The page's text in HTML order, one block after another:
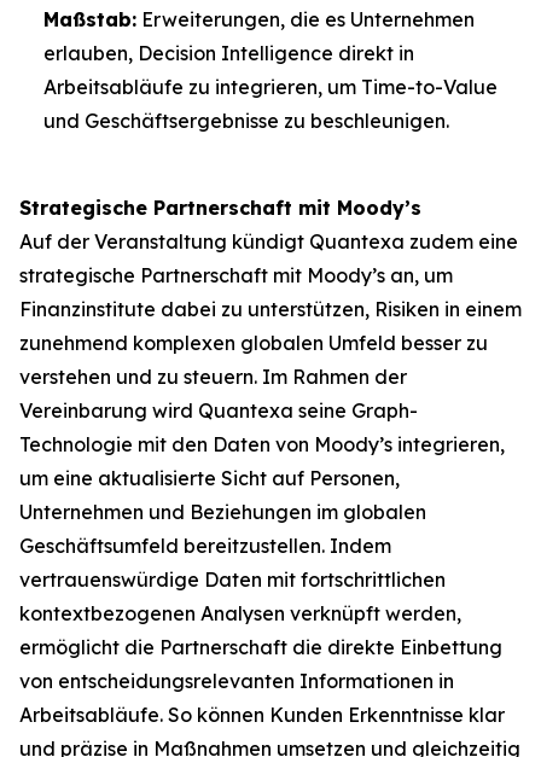
Maßstab: Erweiterungen, die es Unternehmen
erlauben, Decision Intelligence direkt in
Arbeitsabläufe zu integrieren, um Time-to-Value
und Geschäftsergebnisse zu beschleunigen.
Strategische Partnerschaft mit Moody’s
Auf der Veranstaltung kündigt Quantexa zudem eine
strategische Partnerschaft mit Moody’s an, um
Finanzinstitute dabei zu unterstützen, Risiken in einem
zunehmend komplexen globalen Umfeld besser zu
verstehen und zu steuern. Im Rahmen der
Vereinbarung wird Quantexa seine Graph-
Technologie mit den Daten von Moody’s integrieren,
um eine aktualisierte Sicht auf Personen,
Unternehmen und Beziehungen im globalen
Geschäftsumfeld bereitzustellen. Indem
vertrauenswürdige Daten mit fortschrittlichen
kontextbezogenen Analysen verknüpft werden,
ermöglicht die Partnerschaft die direkte Einbettung
von entscheidungsrelevanten Informationen in
Arbeitsabläufe. So können Kunden Erkenntnisse klar
und präzise in Maßnahmen umsetzen und gleichzeitig